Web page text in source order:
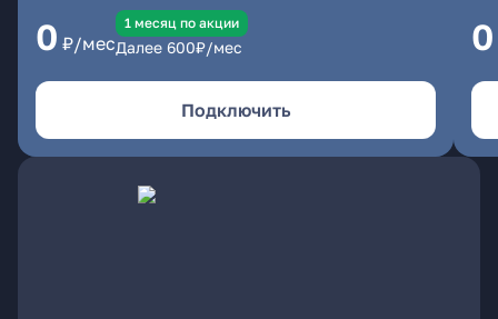
0 ₽/мес
1 месяц по акции
Далее 600₽/мес
Подключить
0